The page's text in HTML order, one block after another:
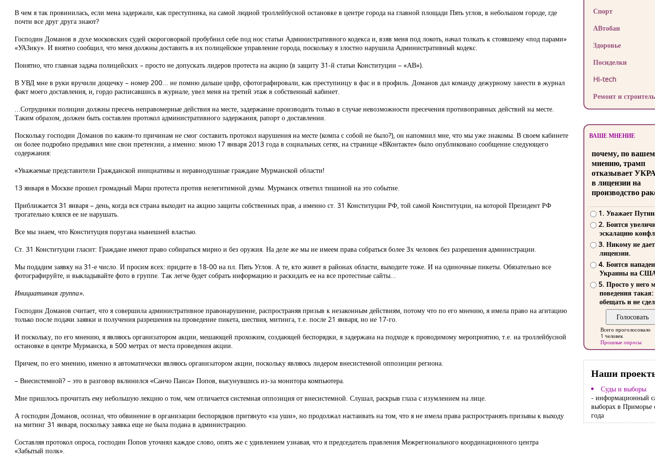
В чем я так провинилась, если мена задержали, как преступника, на самой людной троллейбусной остановке в центре города на главной площади Пять углов, в небольшом городе, где
почти все друг друга знают?
Господин Доманов в духе московских судей скороговоркой пробубнил себе под нос статьи Административного кодекса и, взяв меня под локоть, начал толкать к стоявшему «под парами»
«УАЗику». И внятно сообщил, что меня должны доставить в их полицейское управление города, поскольку я злостно нарушила Административный кодекс.
Понятно, что главная задача полицейских – просто не допускать лидеров протеста на акцию (в защиту 31-й статьи Конституции – «АВ»).
В УВД мне в руки вручили дощечку – номер 200... не помню дальше цифр, сфотографировали, как преступницу в фас и в профиль. Доманов дал команду дежурному занести в журнал
факт моего доставления, и, гордо расписавшись в журнале, увел меня на третий этаж в собственный кабинет.
...Сотрудники полиции должны пресечь неправомерные действия на месте, задержание производить только в случае невозможности пресечения противоправных действий на месте.
Таким образом, должен быть составлен протокол административного задержания, рапорт о доставлении.
Поскольку господин Доманов по каким-то причинам не смог составить протокол нарушения на месте (компа с собой не было?), он напомнил мне, что мы уже знакомы. В своем кабинете
он более подробно предъявил мне свои претензии, а именно: мною 17 января 2013 года в социальных сетях, на странице «ВКонтакте» было опубликовано сообщение следующего
содержания:
«Уважаемые представители Гражданской инициативы и неравнодушные граждане Мурманской области!
13 января в Москве прошел громадный Марш протеста против нелегитимной думы. Мурманск ответил тишиной на это событие.
Приближается 31 января – день, когда вся страна выходит на акцию защиты собственных прав, а именно ст. 31 Конституции РФ, той самой Конституции, на которой Президент РФ
трогательно клялся ее не нарушать.
Все мы знаем, что Конституция поругана нынешней властью.
Ст. 31 Конституции гласит: Граждане имеют право собираться мирно и без оружия. На деле же мы не имеем права собраться более 3х человек без разрешения администрации.
Мы подадим заявку на 31-е число. И просим всех: придите в 18-00 на пл. Пять Углов. А те, кто живет в районах области, выходите тоже. И на одиночные пикеты. Обязательно все
фотографируйте, и выкладывайте фото в группе. Так легче будет собрать информацию и раскидать ее на все протестные сайты...
Инициативная группа».
Господин Доманов считает, что я совершила административное правонарушение, распространяя призыв к незаконным действиям, потому что по его мнению, я имела право на агитацию
только после подачи заявки и получения разрешения на проведение пикета, шествия, митинга, т.е. после 21 января, но не 17-го.
И поскольку, по его мнению, я являюсь организатором акции, мешающей прохожим, создающей беспорядки, я задержана на подходе к проводимому мероприятию, т.е. на троллейбусной
остановке в центре Мурманска, в 500 метрах от места проведения акции.
Причем, по его мнению, именно я автоматически являюсь организатором акции, поскольку являюсь лидером внесистемной оппозиции региона.
– Внесистемной? – это в разговор вклинился «Санчо Панса» Попов, высунувшись из-за монитора компьютера.
Мне пришлось прочитать ему небольшую лекцию о том, чем отличается системная оппозиция от внесистемной. Слушал, раскрыв глаза с изумлением на лице.
А господин Доманов, осознал, что обвинение в организации беспорядков притянуто «за уши», но продолжал настаивать на том, что я не имела права распространять призывы к выходу
на митинг 31 января, поскольку заявка еще не была подана в администрацию.
Составляя протокол опроса, господин Попов уточнял каждое слово, опять же с удивлением узнавая, что я председатель правления Межрегионального координационного центра
«Забытый полк».
Спорт
АВтобан
Здоровье
Посиделки
Hi-tech
Ремонт и
ВАШЕ МНЕНИЕ
почему, по
мнению, трамп
отказывает
в лицензии на
производство
1. Уважает
2. Боится
эскалацию
3. Никому не
лицензии.
4. Боится
Украины на
5. Просто у него
поведения такая:
обещать и не
Всего проголосовало
1 человек
Прошлые опросы
Наши
Суды и выборы
- информационный
выборах в Приморье
года